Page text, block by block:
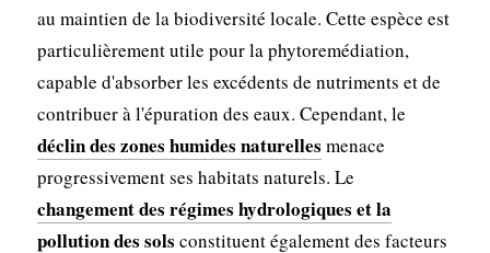
au maintien de la biodiversité locale. Cette espèce est
particulièrement utile pour la phytoremédiation,
capable d'absorber les excédents de nutriments et de
contribuer à l'épuration des eaux. Cependant, le
déclin des zones humides naturelles menace
progressivement ses habitats naturels. Le
changement des régimes hydrologiques et la
pollution des sols constituent également des facteurs